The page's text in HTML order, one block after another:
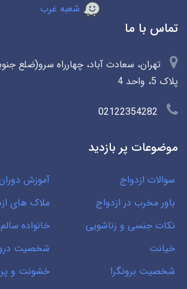
شعبه غرب
تماس با ما
تهران، سعادت آباد، چهارراه سرو(ضلع
پلاک 5، واحد 4
02122354282
موضوعات پر بازدید
سوالات ازدواج
آموزش
باور مخرب در ازدواج
ملاک های
نکات جنسی و زناشویی
خانواده سالم
خیانت
شخصیت
شخصیت برونگرا
خشونت و